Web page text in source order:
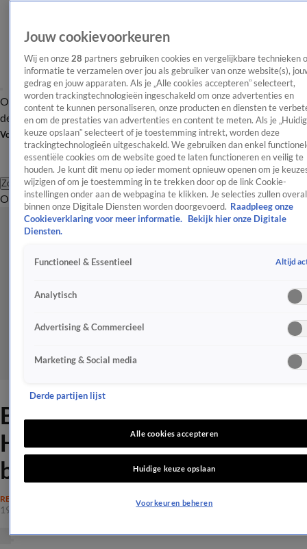
OverzichtAfleveringen Entertainment TV Algemeen
Tip
de redactieNieuwsbrief
Volg Shownieuws
Zoeken
OverzichtEntertainmentSpraakmakendRealityCrimeVideo's
B&B Vol Liefde-Astrid en
Harmjan nemen drastische
beslissing
REALITY
19 sep 2024, 11:30
Jouw cookievoorkeuren
Wij en onze 28 partners gebruiken cookies en vergelijkbare technieken
informatie te verzamelen over jou als gebruiker van onze website(s),
gedrag en jouw apparaten. Als je „Alle cookies accepteren” selecteert,
worden trackingtechnologieën ingeschakeld om onze advertenties en
content te kunnen personaliseren, onze producten en diensten te
en om de prestaties van advertenties en content te meten. Als je
keuze opslaan” selecteert of je toestemming intrekt, worden deze
trackingtechnologieën uitgeschakeld. We gebruiken dan enkel
essentiële cookies om de website goed te laten functioneren en veilig te
houden. Je kunt dit menu op ieder moment opnieuw openen om je
wijzigen of om je toestemming in te trekken door op de link Cookie-
instellingen onder aan de webpagina te klikken. Je selecties zullen overal
binnen onze Digitale Diensten worden doorgevoerd. Raadpleeg onze
Cookieverklaring voor meer informatie.
Bekijk hier onze Digitale
Diensten.
Functioneel & Essentieel Altijd
Analytisch
Advertising & Commercieel
Marketing & Social media
Derde partijen lijst
Alle cookies accepteren
Huidige keuze opslaan
Voorkeuren beheren